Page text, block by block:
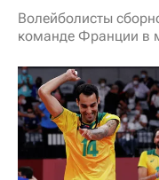
Волейболисты
команде Франции в